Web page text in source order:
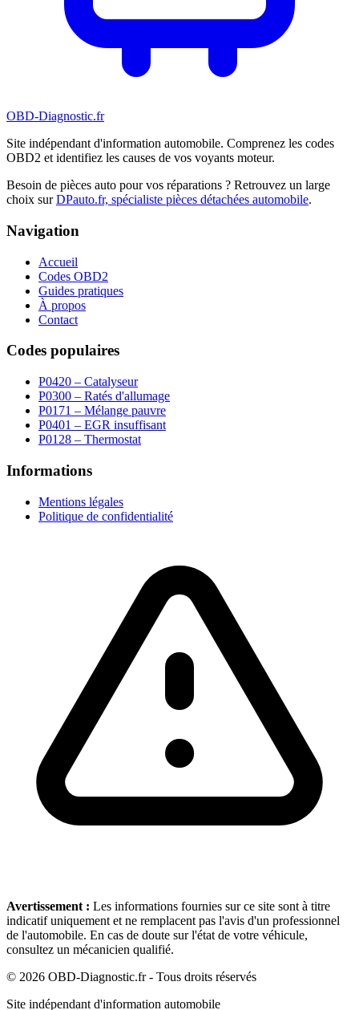
OBD-Diagnostic.fr
Site indépendant d'information automobile. Comprenez les codes
OBD2 et identifiez les causes de vos voyants moteur.
Besoin de pièces auto pour vos réparations ? Retrouvez un large
choix sur DPauto.fr, spécialiste pièces détachées automobile.
Navigation
Accueil
Codes OBD2
Guides pratiques
À propos
Contact
Codes populaires
P0420 – Catalyseur
P0300 – Ratés d'allumage
P0171 – Mélange pauvre
P0401 – EGR insuffisant
P0128 – Thermostat
Informations
Mentions légales
Politique de confidentialité
Avertissement : Les informations fournies sur ce site sont à titre
indicatif uniquement et ne remplacent pas l'avis d'un professionnel
de l'automobile. En cas de doute sur l'état de votre véhicule,
consultez un mécanicien qualifié.
© 2026 OBD-Diagnostic.fr - Tous droits réservés
Site indépendant d'information automobile